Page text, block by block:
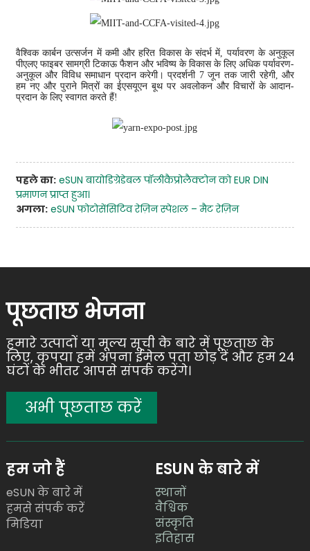
वैश्विक कार्बन उत्सर्जन में कमी और हरित विकास के संदर्भ में, पर्यावरण के अनुकूल
पीएलए फाइबर सामग्री टिकाऊ फैशन और भविष्य के विकास के लिए अधिक पर्यावरण-
अनुकूल और विविध समाधान प्रदान करेगी। प्रदर्शनी 7 जून तक जारी रहेगी, और
हम नए और पुराने मित्रों का ईएसयूएन बूथ पर अवलोकन और विचारों के आदान-
प्रदान के लिए स्वागत करते हैं!
पहले का: eSUN बायोडिग्रेडेबल पॉलीकैप्रोलैक्टोन को EUR DIN
प्रमाणन प्राप्त हुआ।
अगला: eSUN फोटोसेंसिटिव रेज़िन स्पेशल – मैट रेज़िन
पूछताछ भेजना
हमारे उत्पादों या मूल्य सूची के बारे में पूछताछ के
लिए, कृपया हमें अपना ईमेल पता छोड़ दें और हम 24
घंटों के भीतर आपसे संपर्क करेंगे।
अभी पूछताछ करें
हम जो हैं
eSUN के बारे में
हमसे संपर्क करें
मिडिया
ESUN के बारे में
स्थानों
वैश्विक
संस्कृति
इतिहास